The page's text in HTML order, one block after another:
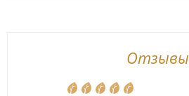
Отзывы